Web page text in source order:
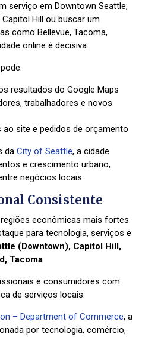
serviço em Downtown Seattle,
Hill ou buscar um
como Bellevue, Tacoma,
online é decisiva.
resultados do Google Maps
trabalhadores e novos
site e pedidos de orçamento
da City of Seattle, a cidade
e crescimento urbano,
negócios locais.
Consistente
econômicas mais fortes
para tecnologia, serviços e
(Downtown), Capitol Hill,
Tacoma
e consumidores com
de serviços locais.
– Department of Commerce, a
por tecnologia, comércio,